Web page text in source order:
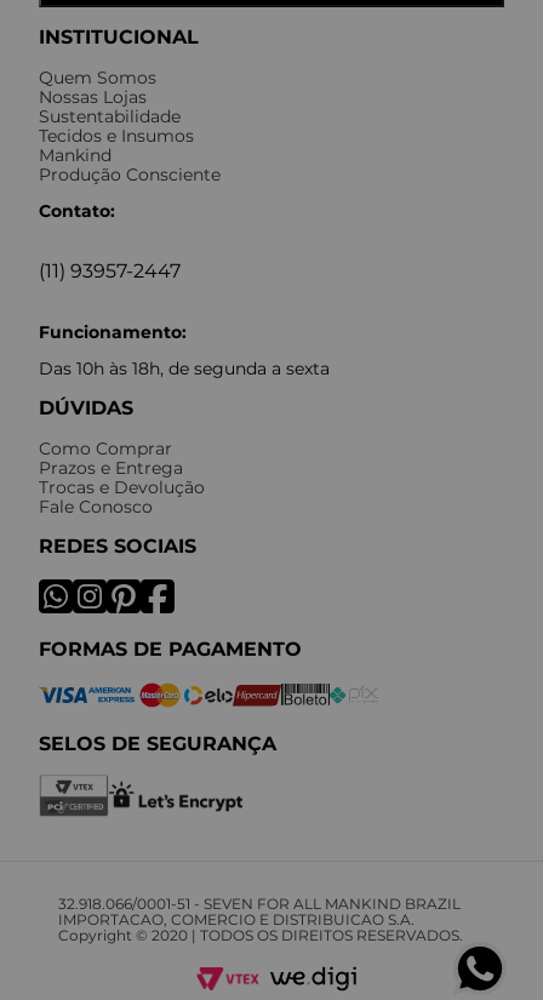
INSTITUCIONAL
Quem Somos
Nossas Lojas
Sustentabilidade
Tecidos e Insumos
Mankind
Produção Consciente
Contato:
(11) 93957-2447
Funcionamento:
Das 10h às 18h, de segunda a sexta
DÚVIDAS
Como Comprar
Prazos e Entrega
Trocas e Devolução
Fale Conosco
REDES SOCIAIS
FORMAS DE PAGAMENTO
SELOS DE SEGURANÇA
32.918.066/0001-51 - SEVEN FOR ALL MANKIND BRAZIL
IMPORTACAO, COMERCIO E DISTRIBUICAO S.A.
Copyright © 2020 | TODOS OS DIREITOS RESERVADOS.